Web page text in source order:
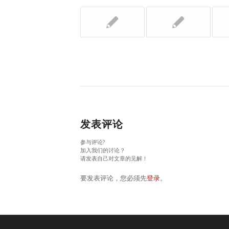
发表评论
参与评论?
加入我们的讨论？
请发表自己对文章的见解！
要发表评论，您必须先登录。